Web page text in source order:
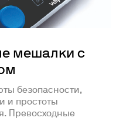
мешалки с
безопасности,
и простоты
Превосходные